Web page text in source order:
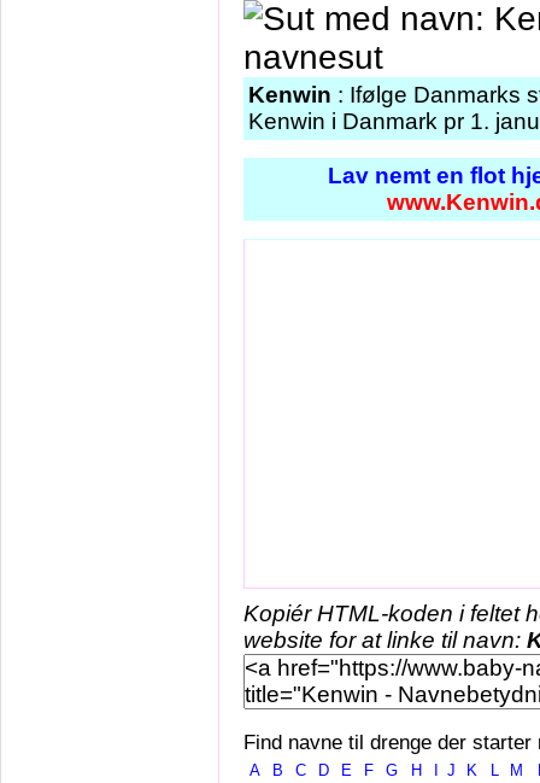
Kenwin : Ifølge Danmarks
Kenwin i Danmark pr 1.
Lav nemt en flot
Kopiér HTML-koden i feltet
website for at linke til navn:
Find navne til drenge der starter
A B C D E F G H J K L M